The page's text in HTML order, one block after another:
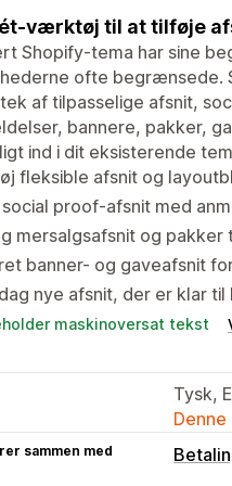
værktøj til at tilføje
Shopify-tema har sine
ofte begrænsede.
af tilpasselige afsnit,
bannere, pakker,
ind i dit eksisterende
fleksible afsnit og
social proof-afsnit med
mersalgsafsnit og
banner- og gaveafsnit
nye afsnit, der er klar
maskinoversat tekst
Tysk,
sammen med